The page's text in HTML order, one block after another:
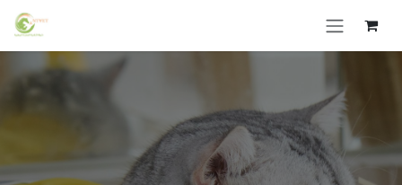
Skip to Content